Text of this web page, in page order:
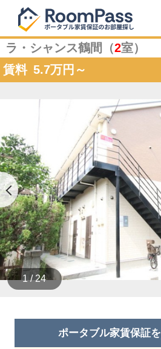
ラ・シャンス鶴間（2室）
賃料 5.7万円～
1 / 24
ポータブル家賃保証を